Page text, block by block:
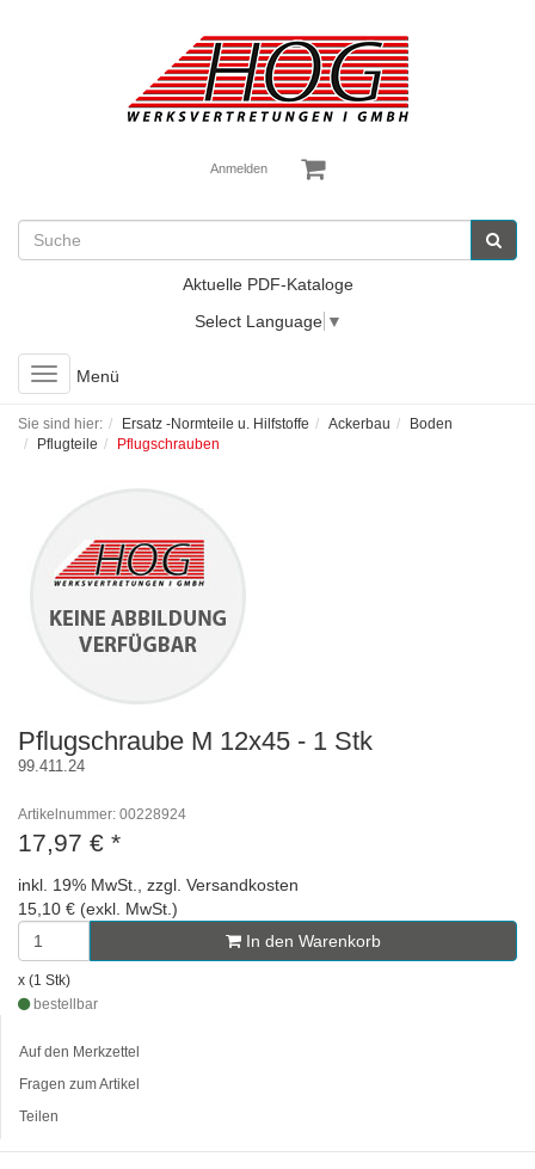
Anmelden
Aktuelle PDF-Kataloge
Select Language ▼
Toggle
navigation
Menü
Sie sind hier: Ersatz -Normteile u. Hilfstoffe Ackerbau
Boden
Pflugteile
Pflugschrauben
Pflugschraube M 12x45 - 1 Stk
99.411.24
Artikelnummer: 00228924
17,97 € *
inkl. 19% MwSt., zzgl. Versandkosten
15,10 € (exkl. MwSt.)
In den Warenkorb
x (1 Stk)
bestellbar
Auf den Merkzettel
Fragen zum Artikel
Teilen